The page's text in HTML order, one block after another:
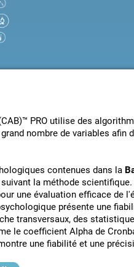
PRO utilise des
nombre de variables
contenues dans la
la méthode
une évaluation efficace de
présente une
transversaux, des
le coefficient Alpha de
une fiabilité et une